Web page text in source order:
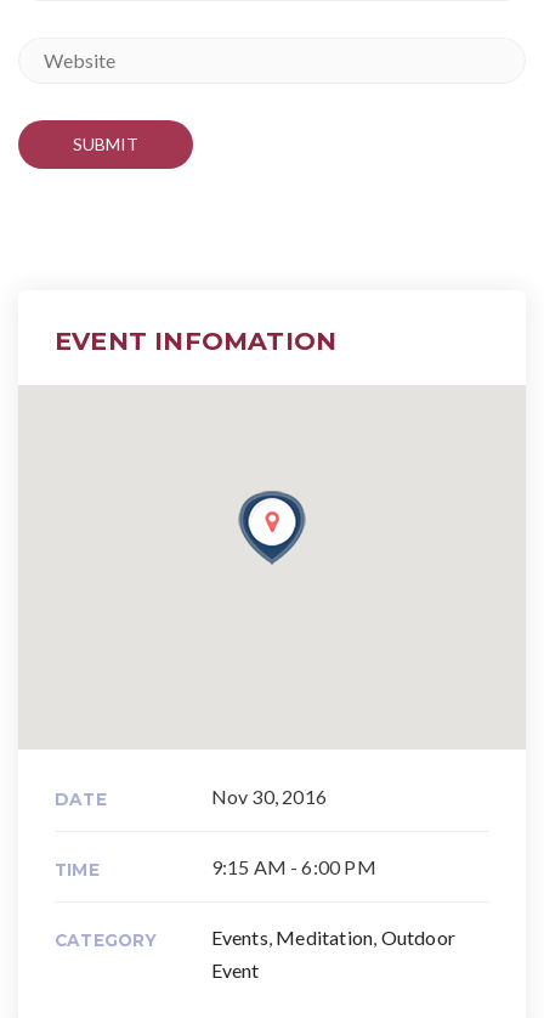
EVENT INFOMATION
DATE Nov 30, 2016
TIME 9:15 AM - 6:00 PM
CATEGORY Events, Meditation, Outdoor
Event